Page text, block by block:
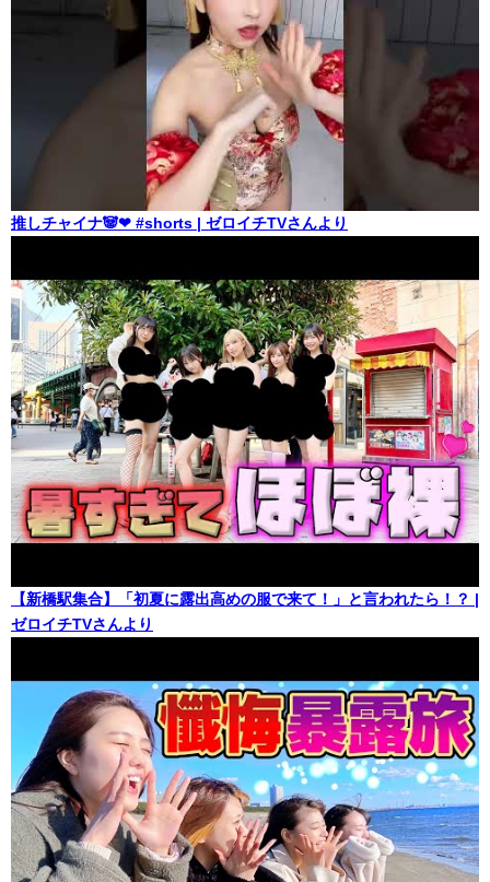
推しチャイナ🐼❤ #shorts | ゼロイチTVさんより
【新橋駅集合】「初夏に露出高めの服で来て！」と言われたら！？ |
ゼロイチTVさんより